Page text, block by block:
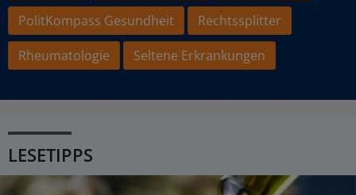
PolitKompass Gesundheit
Rechtssplitter
Rheumatologie
Seltene Erkrankungen
LESETIPPS